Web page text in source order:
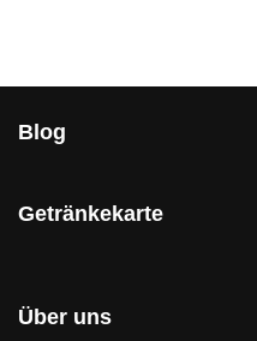
Blog
Getränkekarte
Über uns